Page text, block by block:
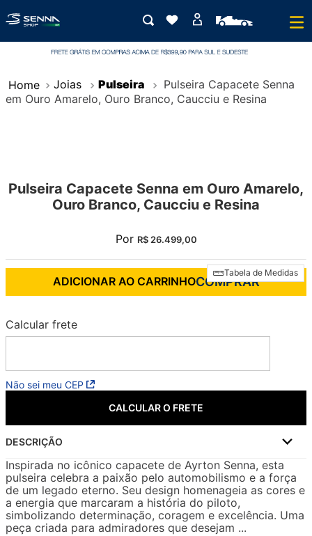
Joias Pulseira
Pulseira Capacete Senna
em Ouro Amarelo, Ouro Branco, Caucciu e Resina
Pulseira Capacete Senna em Ouro Amarelo,
Ouro Branco, Caucciu e Resina
Por R$ 26.499,00
Tabela de Medidas
ADICIONAR AO CARRINHO
Não sei meu CEP
CALCULAR O FRETE
DESCRIÇÃO
Inspirada no icônico capacete de Ayrton Senna, esta
pulseira celebra a paixão pelo automobilismo e a força
de um legado eterno. Seu design homenageia as cores e
a energia que marcaram a história do piloto,
simbolizando determinação, coragem e excelência. Uma
peça criada para admiradores que desejam ...